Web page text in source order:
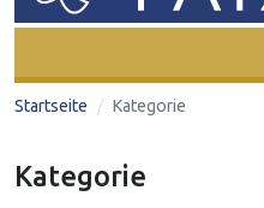
Startseite Kategorie
Kategorie